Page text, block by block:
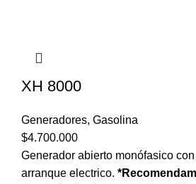
XH 8000
Generadores, Gasolina
$4.700.000
Generador abierto monófasico
arranque electrico.